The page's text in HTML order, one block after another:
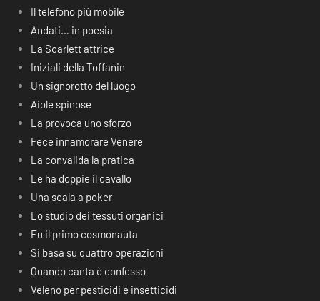
Il telefono più mobile
Andati… in poesia
La Scarlett attrice
Iniziali della Toffanin
Un signorotto del luogo
Aiole spinose
La provoca uno sforzo
Fece innamorare Venere
La convalida la pratica
Le ha doppie il cavallo
Una scala a poker
Lo studio dei tessuti organici
Fu il primo cosmonauta
Si basa su quattro operazioni
Quando canta è confesso
Veleno per pesticidi e insetticidi